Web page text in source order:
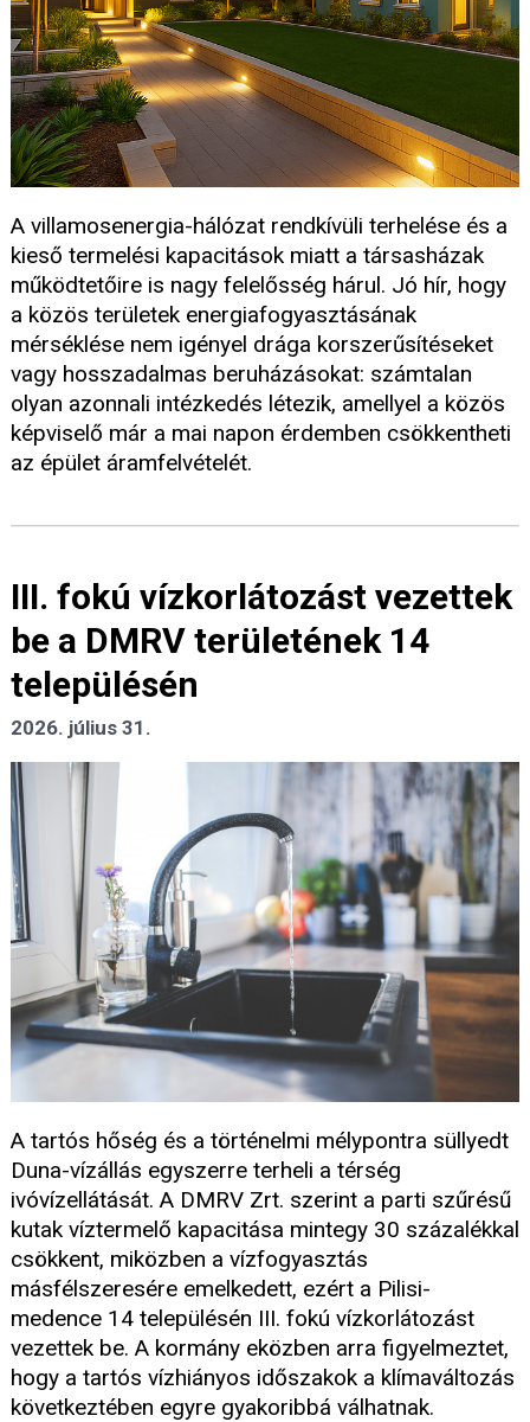
A villamosenergia-hálózat rendkívüli terhelése és a
kieső termelési kapacitások miatt a társasházak
működtetőire is nagy felelősség hárul. Jó hír, hogy
a közös területek energiafogyasztásának
mérséklése nem igényel drága korszerűsítéseket
vagy hosszadalmas beruházásokat: számtalan
olyan azonnali intézkedés létezik, amellyel a közös
képviselő már a mai napon érdemben csökkentheti
az épület áramfelvételét.
III. fokú vízkorlátozást vezettek
be a DMRV területének 14
településén
2026. július 31.
A tartós hőség és a történelmi mélypontra süllyedt
Duna-vízállás egyszerre terheli a térség
ivóvízellátását. A DMRV Zrt. szerint a parti szűrésű
kutak víztermelő kapacitása mintegy 30 százalékkal
csökkent, miközben a vízfogyasztás
másfélszeresére emelkedett, ezért a Pilisi-
medence 14 településén III. fokú vízkorlátozást
vezettek be. A kormány eközben arra figyelmeztet,
hogy a tartós vízhiányos időszakok a klímaváltozás
következtében egyre gyakoribbá válhatnak.